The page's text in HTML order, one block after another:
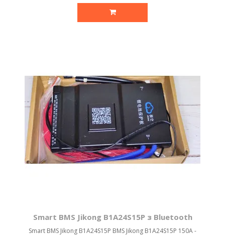
Smart BMS Jikong B1A24S15P з Bluetooth
Smart BMS Jikong B1A24S15P BMS Jikong B1A24S15P 150А -